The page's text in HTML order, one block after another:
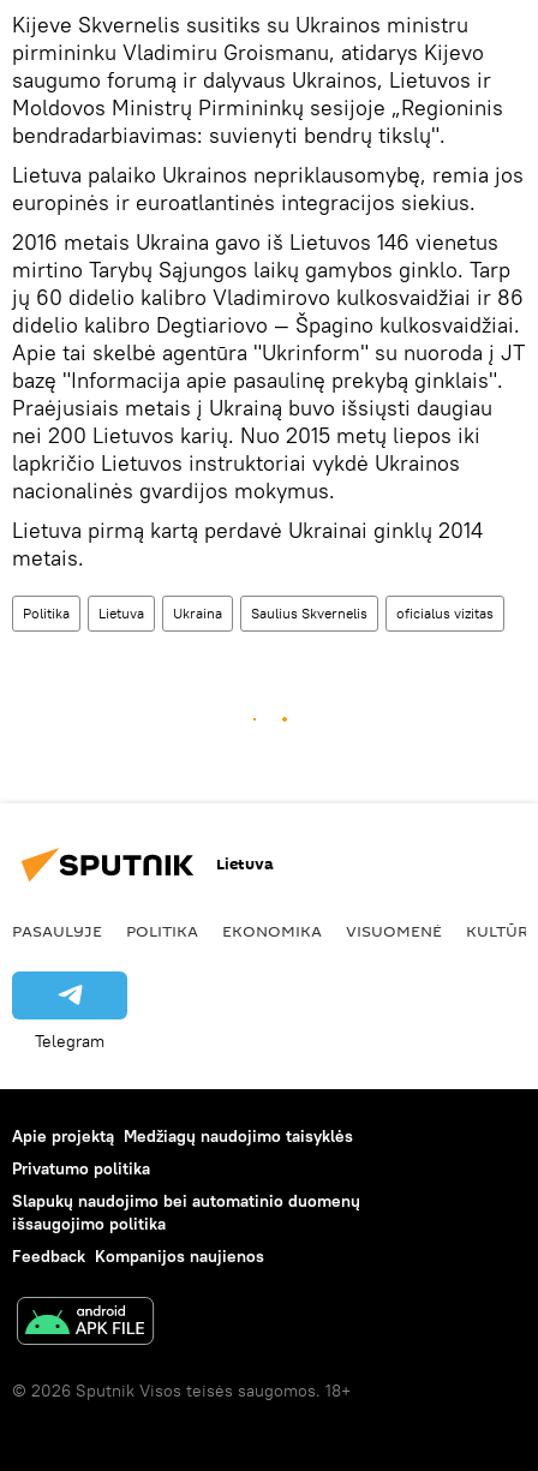
Kijeve Skvernelis susitiks su Ukrainos ministru
pirmininku Vladimiru Groismanu, atidarys Kijevo
saugumo forumą ir dalyvaus Ukrainos, Lietuvos ir
Moldovos Ministrų Pirmininkų sesijoje „Regioninis
bendradarbiavimas: suvienyti bendrų tikslų".
Lietuva palaiko Ukrainos nepriklausomybę, remia jos
europinės ir euroatlantinės integracijos siekius.
2016 metais Ukraina gavo iš Lietuvos 146 vienetus
mirtino Tarybų Sąjungos laikų gamybos ginklo. Tarp
jų 60 didelio kalibro Vladimirovo kulkosvaidžiai ir 86
didelio kalibro Degtiariovo — Špagino kulkosvaidžiai.
Apie tai skelbė agentūra "Ukrinform" su nuoroda į JT
bazę "Informacija apie pasaulinę prekybą ginklais".
Praėjusiais metais į Ukrainą buvo išsiųsti daugiau
nei 200 Lietuvos karių. Nuo 2015 metų liepos iki
lapkričio Lietuvos instruktoriai vykdė Ukrainos
nacionalinės gvardijos mokymus.
Lietuva pirmą kartą perdavė Ukrainai ginklų 2014
metais.
Politika Lietuva Ukraina Saulius Skvernelis oficialus vizitas
Lietuva
PASAULYJE POLITIKA EKONOMIKA VISUOMENĖ KULTŪRA
Telegram
Apie projektą Medžiagų naudojimo taisyklės
Privatumo politika
Slapukų naudojimo bei automatinio duomenų
išsaugojimo politika
Feedback Kompanijos naujienos
© 2026 Sputnik Visos teisės saugomos. 18+